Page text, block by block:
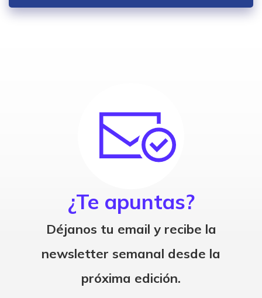
¿Te apuntas?
Déjanos tu email y recibe la
newsletter semanal desde la
próxima edición.